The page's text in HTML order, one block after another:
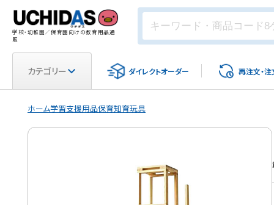
学校・幼稚園／保育園向けの教育用品通
販
カテゴリー ダイレクトオーダー 再注文・注
ホーム学習支援用品保育知育玩具